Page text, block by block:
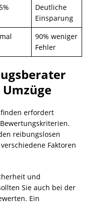
Deutliche
Einsparung
90% weniger
Fehler
erfordert
reibungslosen
Faktoren
und
Sie auch bei der
Ein